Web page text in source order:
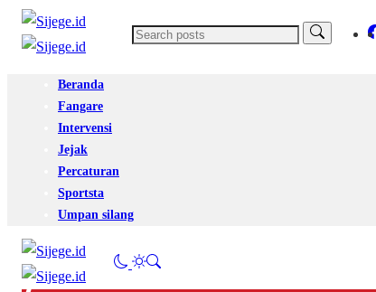
Beranda
Fangare
Intervensi
Jejak
Percaturan
Sportsta
Umpan silang